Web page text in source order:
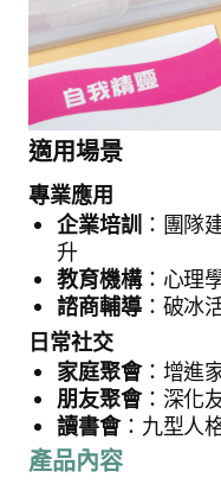
適用場景
專業應用
企業培訓 ：團隊
升
教育機構：心理
諮商輔導：破冰
日常社交
家庭聚會：增進
朋友聚會：深化
讀書會：九型人
產品內容